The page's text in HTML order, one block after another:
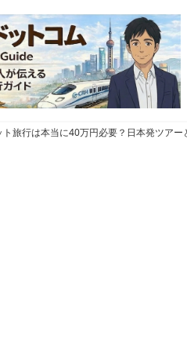
ト旅行は本当に40万円必要？日本発ツア